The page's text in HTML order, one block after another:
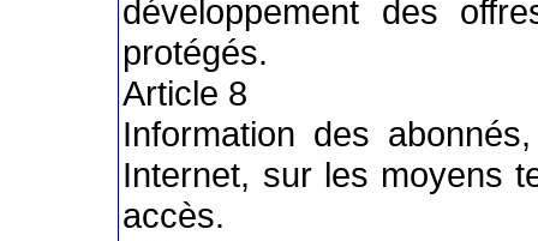
développement des
protégés.
Article 8
Information des
Internet, sur les moyens
accès.